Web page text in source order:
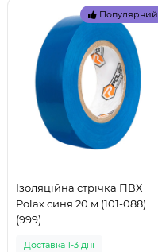
Популярний
Ізоляційна стрічка ПВХ
Polax синя 20 м (101-088)
(999)
Доставка 1-3 дні